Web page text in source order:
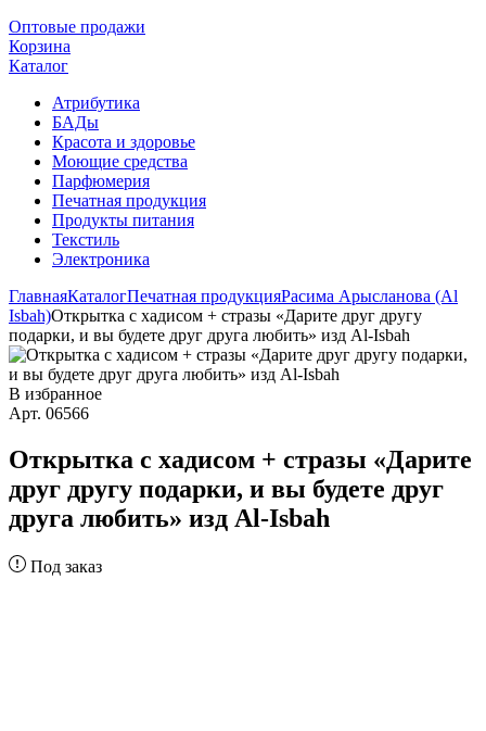
Оптовые продажи
Корзина
Каталог
Атрибутика
БАДы
Красота и здоровье
Моющие средства
Парфюмерия
Печатная продукция
Продукты питания
Текстиль
Электроника
ГлавнаяКаталогПечатная продукцияРасима Арысланова (Al
Isbah)Открытка с хадисом + стразы «Дарите друг другу
подарки, и вы будете друг друга любить» изд Al-Isbah
В избранное
Арт. 06566
Открытка с хадисом + стразы «Дарите
друг другу подарки, и вы будете друг
друга любить» изд Al-Isbah
Под заказ